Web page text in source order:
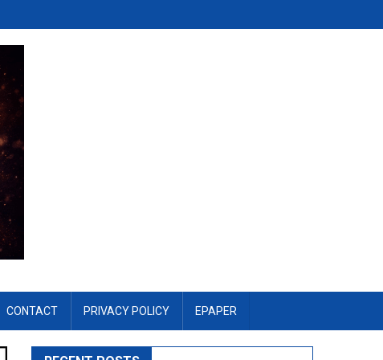
CONTACT PRIVACY POLICY EPAPER